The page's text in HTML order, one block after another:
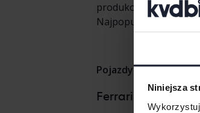
Niniejsza
produkowane w
Najpopularniejszym
Pojazdy Ferrari
Ferrarimodele